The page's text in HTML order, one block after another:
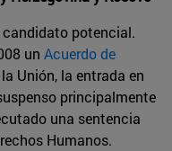
candidato potencial.
un Acuerdo de
Unión, la entrada en
principalmente
una sentencia
Humanos.